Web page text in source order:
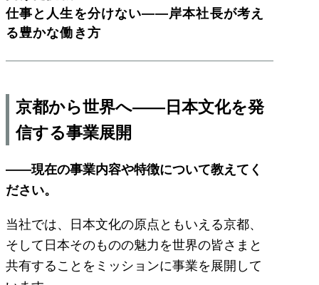
仕事と人生を分けない――岸本社長が考え
る豊かな働き方
京都から世界へ――日本文化を発
信する事業展開
――現在の事業内容や特徴について教えてく
ださい。
当社では、日本文化の原点ともいえる京都、
そして日本そのものの魅力を世界の皆さまと
共有することをミッションに事業を展開して